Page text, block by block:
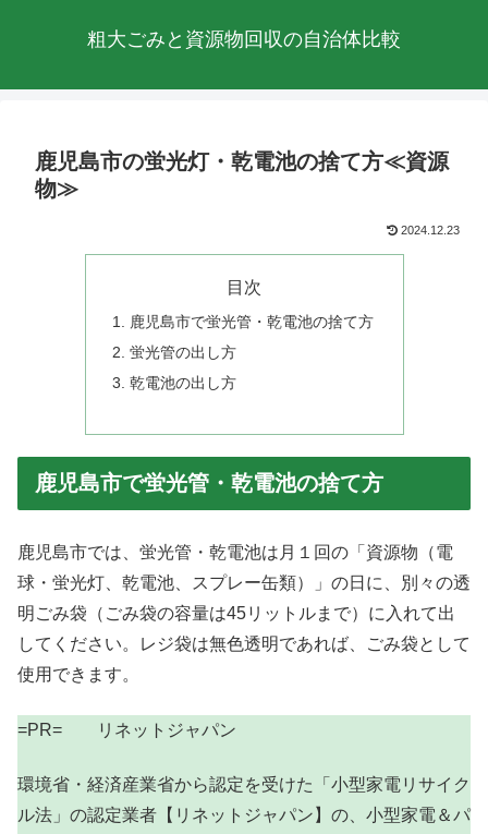
粗大ごみと資源物回収の自治体比較
鹿児島市の蛍光灯・乾電池の捨て方≪資源
物≫
2024.12.23
目次
鹿児島市で蛍光管・乾電池の捨て方
蛍光管の出し方
乾電池の出し方
鹿児島市で蛍光管・乾電池の捨て方
鹿児島市では、蛍光管・乾電池は月１回の「資源物（電
球・蛍光灯、乾電池、スプレー缶類）」の日に、別々の透
明ごみ袋（ごみ袋の容量は45リットルまで）に入れて出
してください。レジ袋は無色透明であれば、ごみ袋として
使用できます。
=PR= リネットジャパン
環境省・経済産業省から認定を受けた「小型家電リサイク
ル法」の認定業者【リネットジャパン】の、小型家電＆パ